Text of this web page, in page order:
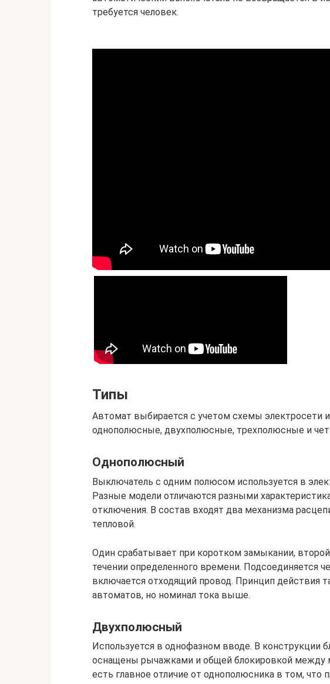
требуется человек.
Типы
Автомат выбирается с учетом схемы электросети
однополюсные, двухполюсные, трехполюсные и
Однополюсный
Выключатель с одним полюсом используется в
Разные модели отличаются разными
отключения. В состав входят два механизма
тепловой.
Один срабатывает при коротком замыкании,
течении определенного времени. Подсоединяется
включается отходящий провод. Принцип действия
автоматов, но номинал тока выше.
Двухполюсный
Используется в однофазном вводе. В конструкции
оснащены рычажками и общей блокировкой между
есть главное отличие от однополюсника в том, что